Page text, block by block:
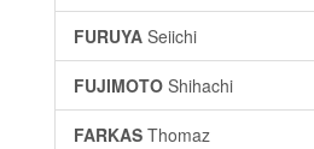
FURUYA Seiichi
FUJIMOTO Shihachi
FARKAS Thomaz